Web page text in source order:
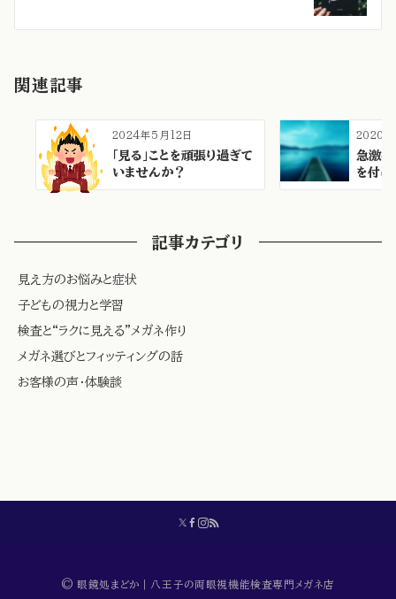
関連記事
2024年5月12日
「見る」ことを頑張り過ぎて
いませんか？
2020年
急激
を付け
記事カテゴリ
見え方のお悩みと症状
子どもの視力と学習
検査と“ラクに見える”メガネ作り
メガネ選びとフィッティングの話
お客様の声・体験談
© 眼鏡処まどか｜八王子の両眼視機能検査専門メガネ店